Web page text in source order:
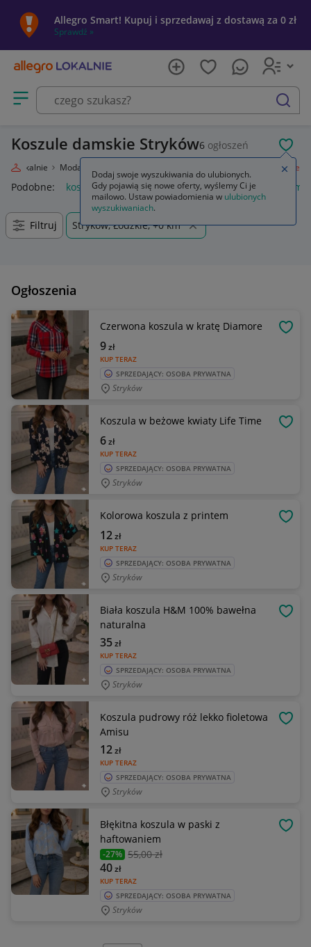
Allegro Smart! Kupuj i sprzedawaj z dostawą za 0 zł
Sprawdź »
Otwórz menu z kategoriami
szukaj
Koszule damskie Stryków6 ogłoszeń
Lokalnie Moda Koszule
Podobne: koszule anda47 koszule poporodowe koszule
Filtruj Stryków, Łódzkie, +0 km
Ogłoszenia
Czerwona koszula w kratę Diamore
KUP TERAZ
9zł
SPRZEDAJĄCY: OSOBA PRYWATNA
Stryków
Koszula w beżowe kwiaty Life Time
KUP TERAZ
6zł
SPRZEDAJĄCY: OSOBA PRYWATNA
Stryków
Kolorowa koszula z printem
KUP TERAZ
12zł
SPRZEDAJĄCY: OSOBA PRYWATNA
Stryków
Biała koszula H&M 100% bawełna
naturalna
KUP TERAZ
35zł
SPRZEDAJĄCY: OSOBA PRYWATNA
Stryków
Koszula pudrowy róż lekko fioletowa
Amisu
KUP TERAZ
12zł
SPRZEDAJĄCY: OSOBA PRYWATNA
Stryków
Błękitna koszula w paski z
haftowaniem
-27% 55,00 zł
KUP TERAZ
40zł
SPRZEDAJĄCY: OSOBA PRYWATNA
Stryków
Dodaj swoje wyszukiwania do ulubionych.
Gdy pojawią się nowe oferty, wyślemy Ci je
mailowo. Ustaw powiadomienia w ulubionych
wyszukiwaniach.